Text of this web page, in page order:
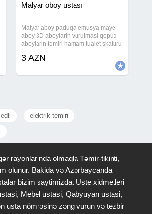
Malyar oboy ustası
Malyar aboy paduqa emusya maye
aboy 3D aboylarin vurulmasi qopuq
aboylarin təmiri hamam tualet şkaturu
kafel metlaq laminat işləri və .s
3 AZN
elektrik temiri
rayonlarında olmaqla Təmir-tikinti,
olunur. Bakida və Azərbaycanda
bizim saytimizda. Uste xidmetleri
Mebel ustasi, Qabyuyan ustasi,
usta nömrəsinə zəng vurun və tezbir